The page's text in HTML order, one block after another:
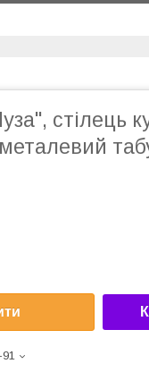
стілець
91